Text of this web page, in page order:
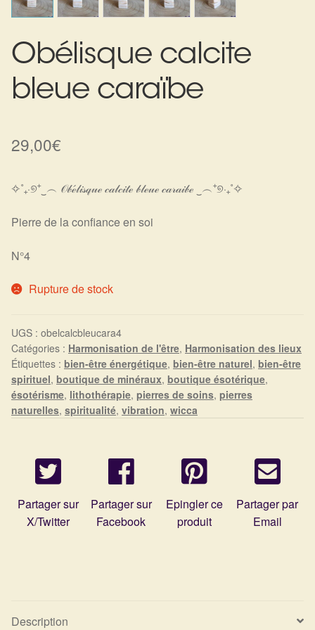
Harmonisation de l’être
Harmonisation des lieux
Soin beauté
Ésotérisme : les pratiques spirituelles du monde invisible
Magie: Le Savoir des Sorcières
Protection énergétique : Trouvez votre bouclier
intérieur
Test — Quelle Gardienne ?
La roue de l’année
Obélisque calcite
bleue caraïbe
29,00€
✧˚₊‧୭⁺‿︵ 𝒪𝒷ℯ́𝓁𝒾𝓈𝓆𝓊ℯ 𝒸𝒶𝓁𝒸𝒾𝓉ℯ 𝒷𝓁ℯ𝓊ℯ 𝒸𝒶𝓇𝒶𝒾𝒷ℯ ‿︵⁺୭‧₊˚✧
Pierre de la confiance en soi
N°4
Rupture de stock
UGS : obelcalcbleucara4
Catégories : Harmonisation de l'être, Harmonisation des lieux
Étiquettes : bien-être énergétique, bien-être naturel, bien-être
spirituel, boutique de minéraux, boutique ésotérique,
ésotérisme, lithothérapie, pierres de soins, pierres
naturelles, spiritualité, vibration, wicca
Partager sur
X/Twitter
Partager sur
Facebook
Epingler ce
produit
Partager par
Email
Description